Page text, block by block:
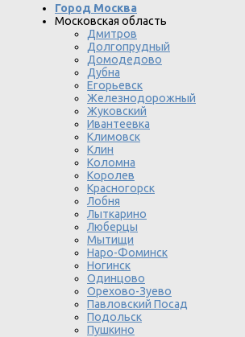
Город Москва
Московская область
Дмитров
Долгопрудный
Домодедово
Дубна
Егорьевск
Железнодорожный
Жуковский
Ивантеевка
Климовск
Клин
Коломна
Королев
Красногорск
Лобня
Лыткарино
Люберцы
Мытищи
Наро-Фоминск
Ногинск
Одинцово
Орехово-Зуево
Павловский Посад
Подольск
Пушкино